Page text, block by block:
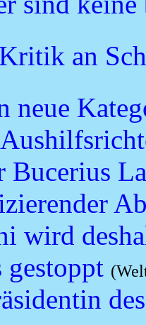
an
neue
Bucerius
wird
gestoppt